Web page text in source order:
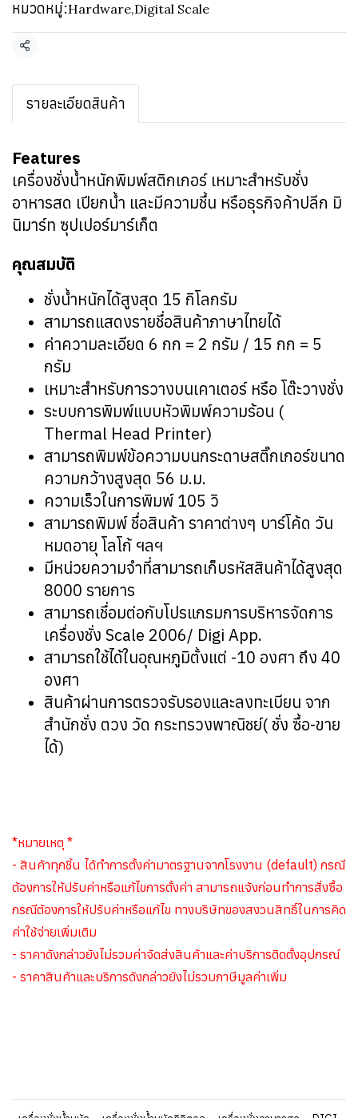
หมวดหมู่:Hardware,Digital Scale
แชร์
รายละเอียดสินค้า
Features
เครื่องชั่งน้ำหนักพิมพ์สติกเกอร์ เหมาะสำหรับชั่ง
อาหารสด เปียกน้ำ และมีความชื้น หรือธุรกิจค้าปลีก มิ
นิมาร์ท ซุปเปอร์มาร์เก็ต
คุณสมบัติ
ชั่งน้ำหนักได้สูงสุด 15 กิโลกรัม
สามารถแสดงรายชื่อสินค้าภาษาไทยได้
ค่าความละเอียด 6 กก = 2 กรัม / 15 กก = 5
กรัม
เหมาะสำหรับการวางบนเคาเตอร์ หรือ โต๊ะวางชั่ง
ระบบการพิมพ์แบบหัวพิมพ์ความร้อน (
Thermal Head Printer)
สามารถพิมพ์ข้อความบนกระดาษสติ๊กเกอร์ขนาด
ความกว้างสูงสุด 56 ม.ม.
ความเร็วในการพิมพ์ 105 วิ
สามารถพิมพ์ ชื่อสินค้า ราคาต่างๆ บาร์โค้ด วัน
หมดอายุ โลโก้ ฯลฯ
มีหน่วยความจำที่สามารถเก็บรหัสสินค้าได้สูงสุด
8000 รายการ
สามารถเชื่อมต่อกับโปรแกรมการบริหารจัดการ
เครื่องชั่ง Scale 2006/ Digi App.
สามารถใช้ได้ในอุณหภูมิตั้งแต่ -10 องศา ถึง 40
องศา
สินค้าผ่านการตรวจรับรองและลงทะเบียน จาก
สำนักชั่ง ตวง วัด กระทรวงพาณิชย์( ชั่ง ซื้อ-ขาย
ได้)
*หมายเหตุ *
- สินค้าทุกชิ้น ได้ทำการตั้งค่ามาตรฐานจากโรงงาน (default) กรณี
ต้องการให้ปรับค่าหรือแก้ไขการตั้งค่า สามารถแจ้งก่อนทำการสั่งซื้อ
กรณีต้องการให้ปรับค่าหรือแก้ไข ทางบริษัทของสงวนสิทธิ์ในการคิด
ค่าใช้จ่ายเพิ่มเติม
- ราคาดังกล่าวยังไม่รวมค่าจัดส่งสินค้าและค่าบริการติดตั้งอุปกรณ์
- ราคาสินค้าและบริการดังกล่าวยังไม่รวมภาษีมูลค่าเพิ่ม